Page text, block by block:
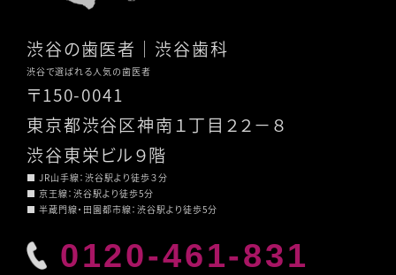
渋谷の歯医者 ｜渋谷歯科
渋谷で選ばれる人気の歯医者
〒150-0041
東京都渋谷区神南１丁目２２－８
渋谷東栄ビル９階
■ JR山手線：渋谷駅より徒歩３分
■ 京王線：渋谷駅より徒歩5分
■ 半蔵門線・田園都市線：渋谷駅より徒歩5分
0120-461-831